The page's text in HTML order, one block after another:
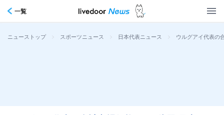
一覧
ニューストップ > スポーツニュース > 日本代表ニュース > ウルグアイ代表の